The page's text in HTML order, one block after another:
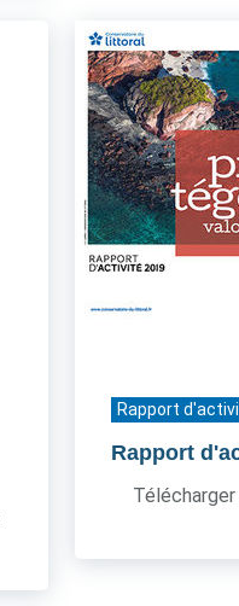
Rapport
Rapport